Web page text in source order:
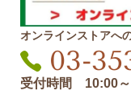
オンラインストアへ
03-
受付時間 10:00～